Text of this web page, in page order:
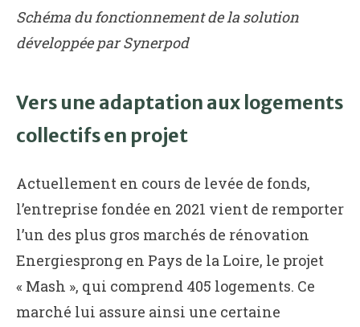
Schéma du fonctionnement de la solution
développée par Synerpod
Vers une adaptation aux logements
collectifs en projet
Actuellement en cours de levée de fonds,
l’entreprise fondée en 2021 vient de remporter
l’un des plus gros marchés de rénovation
Energiesprong en Pays de la Loire, le projet
« Mash », qui comprend 405 logements. Ce
marché lui assure ainsi une certaine